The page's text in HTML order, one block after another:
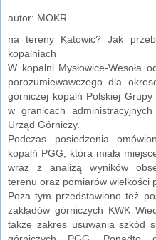
autor: MOKR
na tereny Katowic? Jak
kopalniach
W kopalni Mysłowice-Wesoła
porozumiewawczego dla
górniczej kopalń Polskiej
w granicach
Urząd Górniczy.
Podczas posiedzenia
kopalń PGG, która miała
wraz z analizą wyników
terenu oraz pomiarów wielkości
Poza tym przedstawiono też
zakładów górniczych KWK
także zakres usuwania szkód